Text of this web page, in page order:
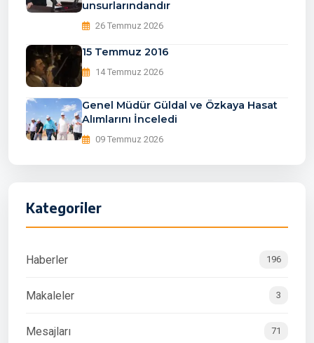
unsurlarındandır
26 Temmuz 2026
15 Temmuz 2016
14 Temmuz 2026
Genel Müdür Güldal ve Özkaya Hasat
Alımlarını İnceledi
09 Temmuz 2026
Kategoriler
Haberler 196
Makaleler 3
Mesajları 71